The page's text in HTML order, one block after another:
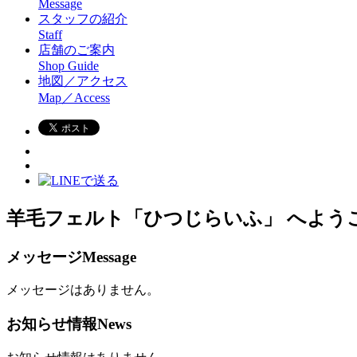
Message
スタッフの紹介
Staff
店舗のご案内
Shop Guide
地図／アクセス
Map／Access
羊毛フェルト「ひつじらいふ」 へよう
メッセージMessage
メッセージはありません。
お知らせ情報News